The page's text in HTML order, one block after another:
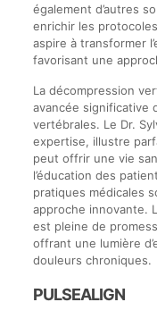
également d’autres
enrichir les
aspire à transformer
favorisant une
La décompression
avancée significative
vertébrales. Le Dr.
expertise, illustre
peut offrir une vie
l’éducation des
pratiques médicales
approche innovante.
est pleine de
offrant une lumière
douleurs chroniques.
PULSEALIGN